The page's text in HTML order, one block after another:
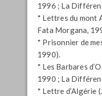
1996 ; La
* Lettres du mont
Fata Morgana,
* Prisonnier de
1990).
* Les Barbares
1990 ; La
* Lettre d’Algérie